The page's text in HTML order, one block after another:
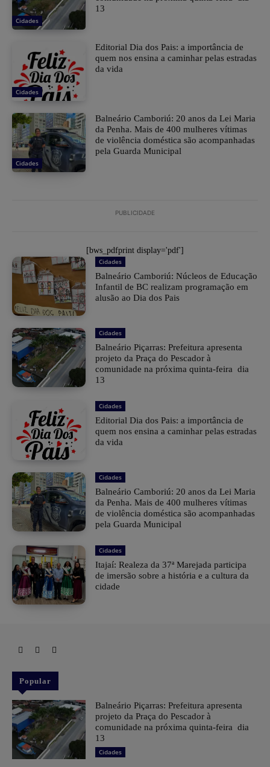
Cidades
13
Cidades
Editorial Dia dos Pais: a importância de
quem nos ensina a caminhar pelas estradas
da vida
Cidades
Balneário Camboriú: 20 anos da Lei Maria
da Penha. Mais de 400 mulheres vítimas
de violência doméstica são acompanhadas
pela Guarda Municipal
PUBLICIDADE
[bws_pdfprint display='pdf']
Cidades
Balneário Camboriú: Núcleos de Educação
Infantil de BC realizam programação em
alusão ao Dia dos Pais
Cidades
Balneário Piçarras: Prefeitura apresenta
projeto da Praça do Pescador à
comunidade na próxima quinta-feira dia
13
Cidades
Editorial Dia dos Pais: a importância de
quem nos ensina a caminhar pelas estradas
da vida
Cidades
Balneário Camboriú: 20 anos da Lei Maria
da Penha. Mais de 400 mulheres vítimas
de violência doméstica são acompanhadas
pela Guarda Municipal
Cidades
Itajaí: Realeza da 37ª Marejada participa
de imersão sobre a história e a cultura da
cidade
Popular
Balneário Piçarras: Prefeitura apresenta
projeto da Praça do Pescador à
comunidade na próxima quinta-feira dia
13
Cidades